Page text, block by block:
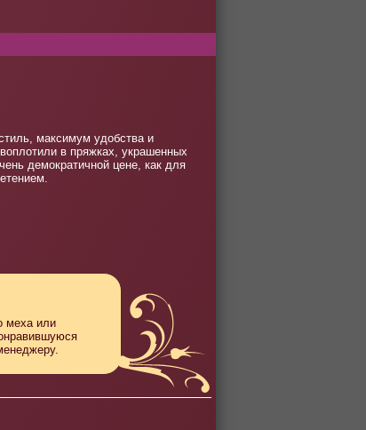
максимум удобства и
в пряжках, украшенных
демократичной цене, как для
меха или